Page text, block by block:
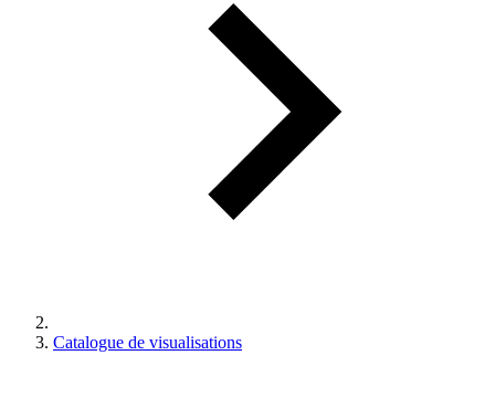
Catalogue de visualisations